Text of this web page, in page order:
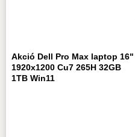
Akció Dell Pro Max laptop 16"
1920x1200 Cu7 265H 32GB
1TB Win11